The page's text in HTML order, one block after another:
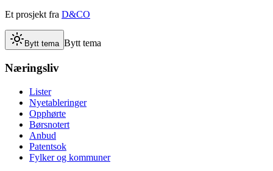
Et prosjekt fra D&CO
Bytt tema Bytt tema
Næringsliv
Lister
Nyetableringer
Opphørte
Børsnotert
Anbud
Patentsok
Fylker og kommuner